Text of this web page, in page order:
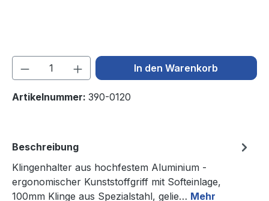
Produkt Anzahl: Gib denIn den Warenkorb
Artikelnummer: 390-0120
Beschreibung
Klingenhalter aus hochfestem Aluminium -
ergonomischer Kunststoffgriff mit Softeinlage,
100mm Klinge aus Spezialstahl, gelie… Mehr